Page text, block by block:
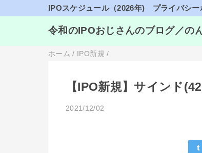
IPOスケジュール（2026年) プライバシ
令和のIPOおじさんのブログ／の
ホーム / IPO新規 /
【IPO新規】サインド
2021/12/02
t